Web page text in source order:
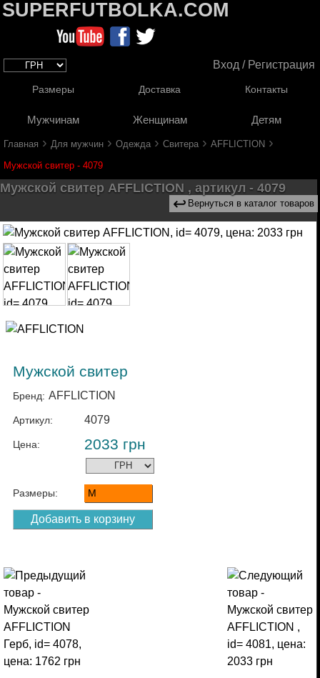
SUPERFUTBOLKA.COM
Вход / Регистрация
Размеры Доставка Контакты
Мужчинам Женщинам Детям
Главная › Для мужчин › Одежда › Свитера › AFFLICTION ›
Мужской свитер - 4079
Мужской свитер AFFLICTION , артикул - 4079
↩ Вернуться в каталог товаров
Мужской свитер
Бренд: AFFLICTION
Артикул: 4079
Цена: 2033 грн
Размеры: M